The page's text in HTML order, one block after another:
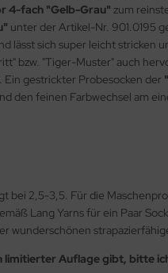
4-fach "Gelb-Grau" zum
unter der Artikel-Nr. 901.0195
lässt sich super leicht stricken
bzw. "Tiger-Muster" auch
Ein gestrickter Probesocken der
den feinen Farbwechsel am
bei 2,5-3,5. Für die
Lang Yarns für ein Paar
wunderschönen
limitierter Auflage gibt, bitte